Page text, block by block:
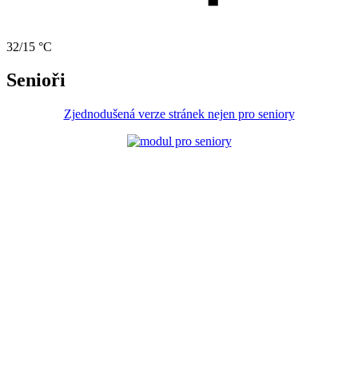
32/15 °C
Senioři
Zjednodušená verze stránek nejen pro seniory